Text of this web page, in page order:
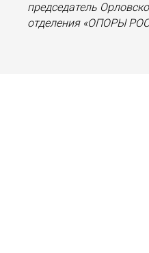
председатель
отделения «ОПОРЫ